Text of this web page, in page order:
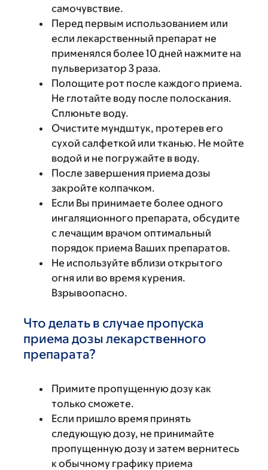
самочувствие.
Перед первым использованием или
если лекарственный препарат не
применялся более 10 дней нажмите на
пульверизатор 3 раза.
Полощите рот после каждого приема.
Не глотайте воду после полоскания.
Сплюньте воду.
Очистите мундштук, протерев его
сухой салфеткой или тканью. Не мойте
водой и не погружайте в воду.
После завершения приема дозы
закройте колпачком.
Если Вы принимаете более одного
ингаляционного препарата, обсудите
с лечащим врачом оптимальный
порядок приема Ваших препаратов.
Не используйте вблизи открытого
огня или во время курения.
Взрывоопасно.
Что делать в случае пропуска
приема дозы лекарственного
препарата?
Примите пропущенную дозу как
только сможете.
Если пришло время принять
следующую дозу, не принимайте
пропущенную дозу и затем вернитесь
к обычному графику приема